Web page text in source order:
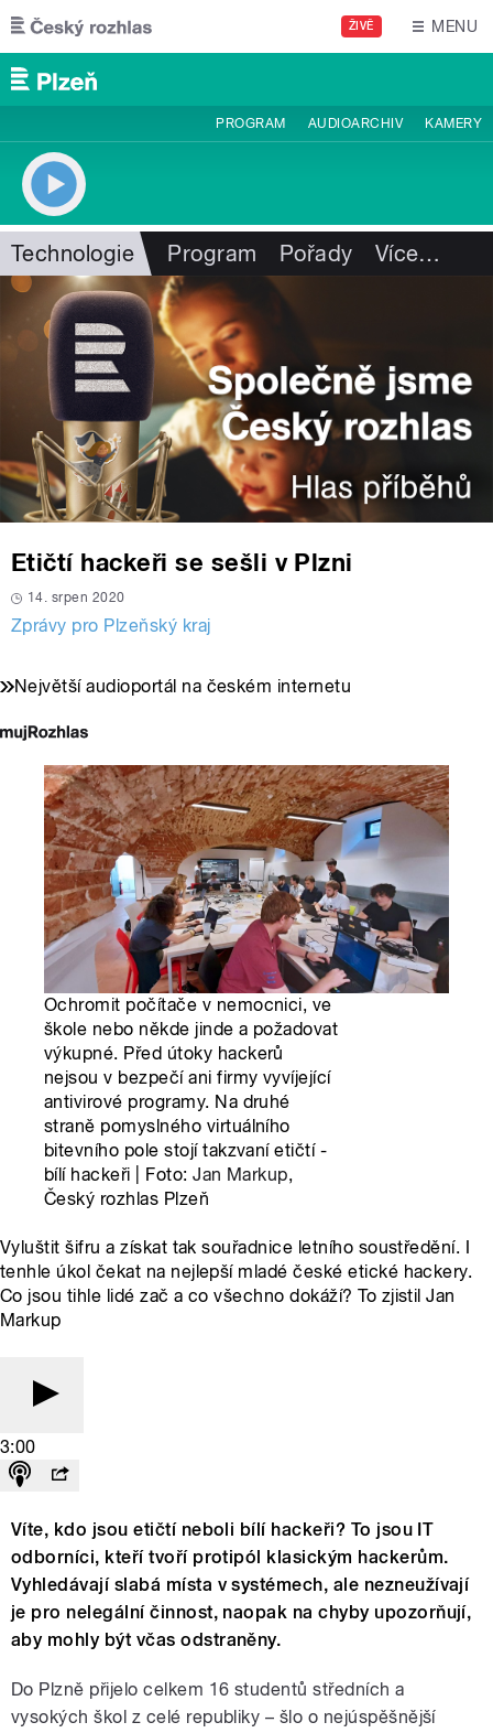
Přejít k hlavnímu obsahu
ŽIVĚ MENU
PROGRAM AUDIOARCHIV KAMERY
Technologie Program Pořady Více…
Etičtí hackeři se sešli v Plzni
14. srpen 2020
Zprávy pro Plzeňský kraj
Největší audioportál na českém internetu
Ochromit počítače v nemocnici, ve
škole nebo někde jinde a požadovat
výkupné. Před útoky hackerů
nejsou v bezpečí ani firmy vyvíjející
antivirové programy. Na druhé
straně pomyslného virtuálního
bitevního pole stojí takzvaní etičtí -
bílí hackeři | Foto:Jan Markup,
Český rozhlas Plzeň
Vyluštit šifru a získat tak souřadnice letního soustředění. I
tenhle úkol čekat na nejlepší mladé české etické hackery.
Co jsou tihle lidé zač a co všechno dokáží? To zjistil Jan
Markup
3:00
Víte, kdo jsou etičtí neboli bílí hackeři? To jsou IT
odborníci, kteří tvoří protipól klasickým hackerům.
Vyhledávají slabá místa v systémech, ale nezneužívají
je pro nelegální činnost, naopak na chyby upozorňují,
aby mohly být včas odstraněny.
Do Plzně přijelo celkem 16 studentů středních a
vysokých škol z celé republiky – šlo o nejúspěšnější